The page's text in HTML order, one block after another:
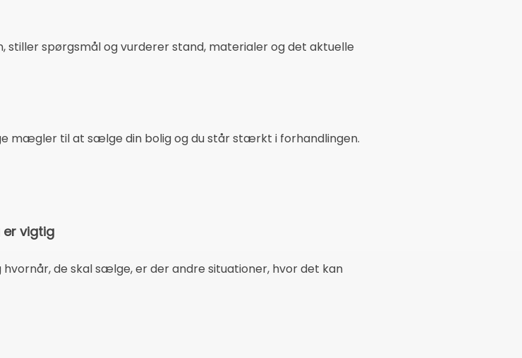
spørgsmål og vurderer stand, materialer og det aktuelle
mægler til at sælge din bolig og du står stærkt i forhandlingen.
vigtig
de skal sælge, er der andre situationer, hvor det kan